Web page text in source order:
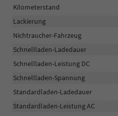
Kilometerstand
Lackierung
Nichtraucher-Fahrzeug
Schnellladen-Ladedauer
Schnellladen-Leistung DC
Schnellladen-Spannung
Standardladen-Ladedauer
Standardladen-Leistung AC